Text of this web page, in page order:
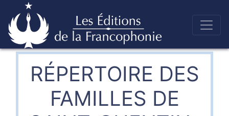
Skip
to Éditions de la francophonie
RÉPERTOIRE DES
FAMILLES DE